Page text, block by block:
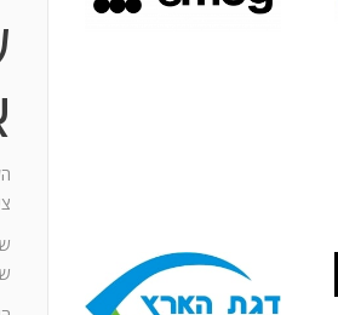
של 360 מעלות – לא רק יחסי
עבודה משותפת בת 10 שנים.
מספר תחנות: פארק מיני ישראל בלטרון,
, מדרבן ומייצר תקשורת יש
בך את היכולת להניע את כלל הצוות
חפץ ובקבועי זמן קצרים.
מימד פרסומי ומכיר את רזי הפעלתו. על אף